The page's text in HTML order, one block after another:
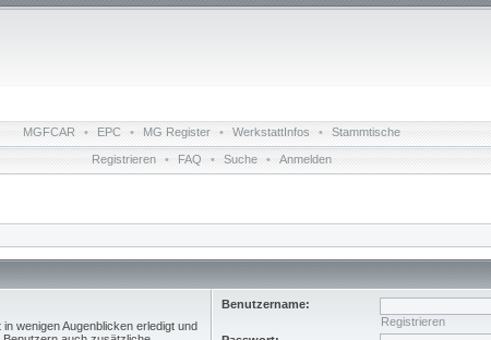
MGFCAR • EPC • MG Register • WerkstattInfos • Stammtische
Registrieren • FAQ • Suche • Anmelden
wenigen Augenblicken erledigt und
Benutzername:
Registrieren